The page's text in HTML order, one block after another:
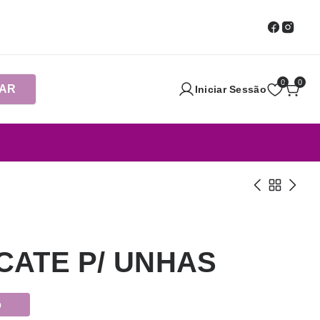
Iniciar Sessão
0 0
P/ UNHAS